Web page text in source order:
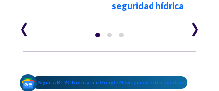
seguridad hídrica
‹ ›
Sigue a RTVC Noticias en Google News y mantente conectado